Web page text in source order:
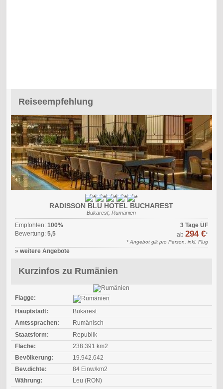
Reiseempfehlung
RADISSON BLU HOTEL BUCHAREST
Bukarest, Rumänien
Empfohlen: 100%
Bewertung: 5,5
3 Tage ÜF
ab294 €*
* Angebot gilt pro Person, inkl. Flug
» weitere Angebote
Kurzinfos zu Rumänien
Flagge:
Hauptstadt:
Bukarest
Amtssprachen:
Rumänisch
Staatsform:
Republik
Fläche:
238.391 km2
Bevölkerung:
19.942.642
Bev.dichte:
84 Einw/km2
Währung:
Leu (RON)